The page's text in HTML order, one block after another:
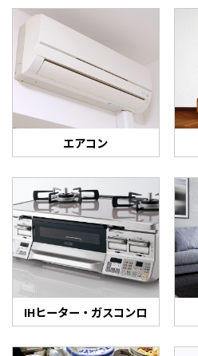
エアコン
IHヒーター・ガスコンロ